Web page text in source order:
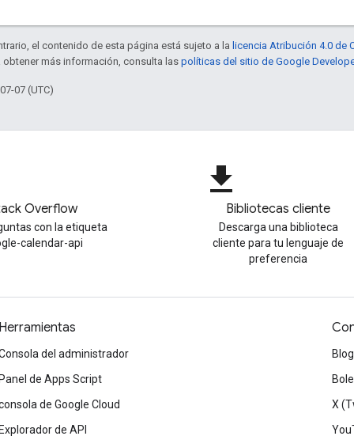
el contenido de esta página está sujeto a la licencia Atribución 4.0 de
obtener más información, consulta las políticas del sitio de Google
07 (UTC)
Overflow
con la etiqueta
calendar-api
file_download
Bibliotecas cliente
Descarga una biblioteca
cliente para tu lenguaje de
preferencia
del administrador
de Apps Script
de Google Cloud
de API
Blog
X